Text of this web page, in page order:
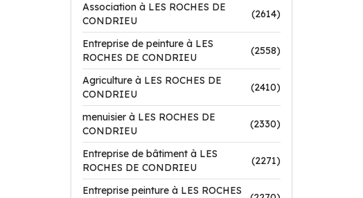
Association à LES ROCHES DE
CONDRIEU
(2614)
Entreprise de peinture à LES
ROCHES DE CONDRIEU
(2558)
Agriculture à LES ROCHES DE
CONDRIEU
(2410)
menuisier à LES ROCHES DE
CONDRIEU
(2330)
Entreprise de bâtiment à LES
ROCHES DE CONDRIEU
(2271)
Entreprise peinture à LES ROCHES